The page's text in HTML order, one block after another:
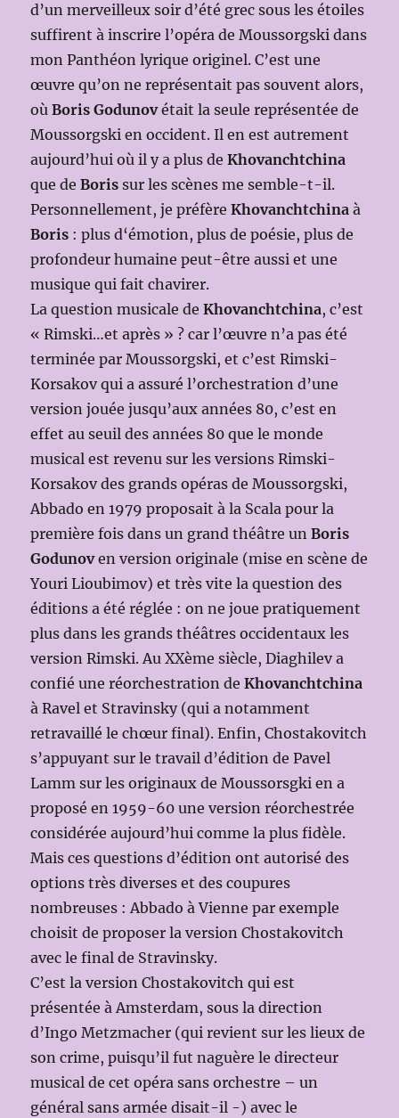
d’un merveilleux soir d’été grec sous les étoiles
suffirent à inscrire l’opéra de Moussorgski dans
mon Panthéon lyrique originel. C’est une
œuvre qu’on ne représentait pas souvent alors,
oùBoris Godunovétait la seule représentée de
Moussorgski en occident. Il en est autrement
aujourd’hui où il y a plus deKhovanchtchina
que deBoris sur les scènes me semble-t-il.
Personnellement, je préfèreKhovanchtchina à
Boris : plus d‘émotion, plus de poésie, plus de
profondeur humaine peut-être aussi et une
musique qui fait chavirer.
La question musicale deKhovanchtchina, c’est
« Rimski…et après » ? car l’œuvre n’a pas été
terminée par Moussorgski, et c’est Rimski-
Korsakov qui a assuré l’orchestration d’une
version jouée jusqu’aux années 80, c’est en
effet au seuil des années 80 que le monde
musical est revenu sur les versions Rimski-
Korsakov des grands opéras de Moussorgski,
Abbado en 1979 proposait à la Scala pour la
première fois dans un grand théâtre unBoris
Godunoven version originale (mise en scène de
Youri Lioubimov) et très vite la question des
éditions a été réglée : on ne joue pratiquement
plus dans les grands théâtres occidentaux les
version Rimski. Au XXème siècle, Diaghilev a
confié une réorchestration deKhovanchtchina
à Ravel et Stravinsky (qui a notamment
retravaillé le chœur final). Enfin, Chostakovitch
s’appuyant sur le travail d’édition de Pavel
Lamm sur les originaux de Moussorsgki en a
proposé en 1959-60 une version réorchestrée
considérée aujourd’hui comme la plus fidèle.
Mais ces questions d’édition ont autorisé des
options très diverses et des coupures
nombreuses : Abbado à Vienne par exemple
choisit de proposer la version Chostakovitch
avec le final de Stravinsky.
C’est la version Chostakovitch qui est
présentée à Amsterdam, sous la direction
d’Ingo Metzmacher (qui revient sur les lieux de
son crime, puisqu’il fut naguère le directeur
musical de cet opéra sans orchestre – un
général sans armée disait-il -) avec le